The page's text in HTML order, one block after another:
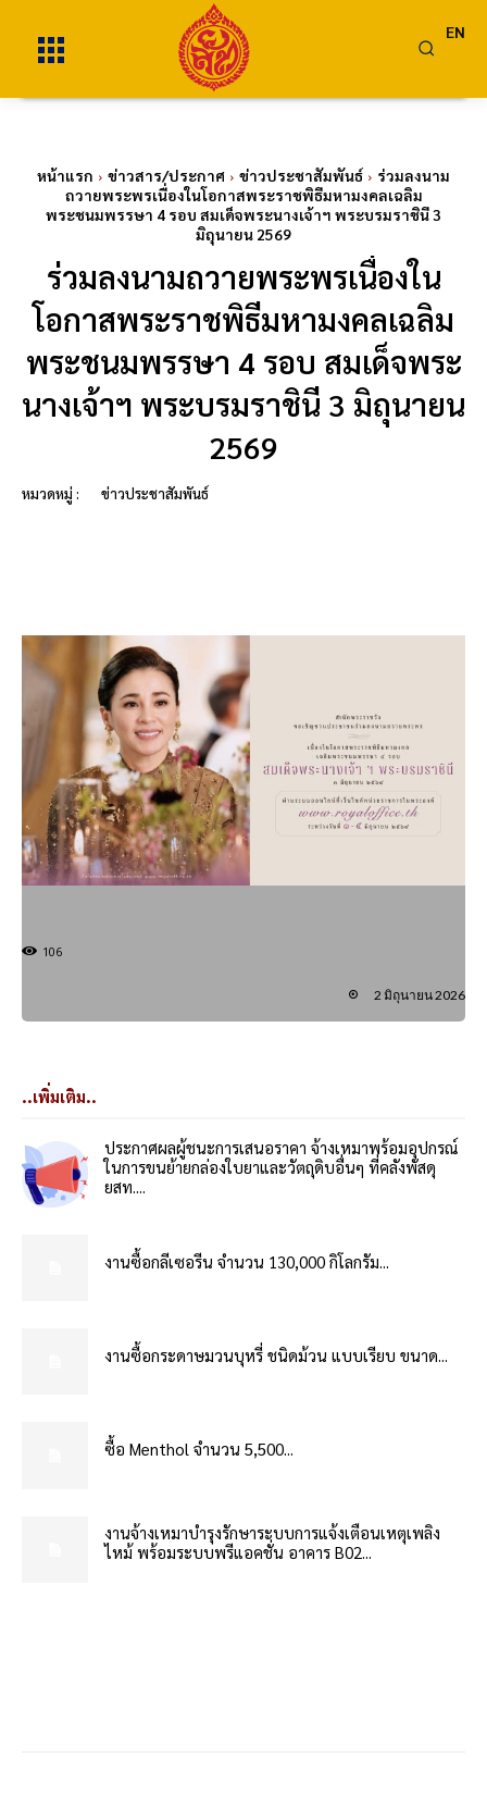
EN
หน้าแรก ข่าวสาร/ประกาศ ข่าวประชาสัมพันธ์
ร่วมลงนาม
ถวายพระพรเนื่องในโอกาสพระราชพิธีมหามงคลเฉลิม
พระชนมพรรษา 4 รอบ สมเด็จพระนางเจ้าฯ พระบรมราชินี 3
มิถุนายน 2569
ร่วมลงนามถวายพระพรเนื่องใน
โอกาสพระราชพิธีมหามงคลเฉลิม
พระชนมพรรษา 4 รอบ สมเด็จพระ
นางเจ้าฯ พระบรมราชินี 3 มิถุนายน
2569
หมวดหมู่ : ข่าวประชาสัมพันธ์
106
2 มิถุนายน 2026
..เพิ่มเติม..
ประกาศผลผู้ชนะการเสนอราคา จ้างเหมาพร้อมอุปกรณ์
ในการขนย้ายกล่องใบยาและวัตถุดิบอื่นๆ ที่คลังพัสดุ
ยสท....
งานซื้อกลีเซอรีน จำนวน 130,000 กิโลกรัม...
งานซื้อกระดาษมวนบุหรี่ ชนิดม้วน แบบเรียบ ขนาด...
ซื้อ Menthol จำนวน 5,500...
งานจ้างเหมาบำรุงรักษาระบบการแจ้งเตือนเหตุเพลิง
ไหม้ พร้อมระบบพรีแอคชั่น อาคาร B02...